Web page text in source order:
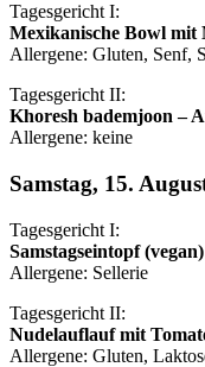
Tagesgericht I:
Mexikanische Bowl mit
Allergene: Gluten, Senf,
Tagesgericht II:
Khoresh bademjoon –
Allergene: keine
Samstag, 15.
Tagesgericht I:
Samstagseintopf (vegan)
Allergene: Sellerie
Tagesgericht II:
Nudelauflauf mit
Allergene: Gluten,